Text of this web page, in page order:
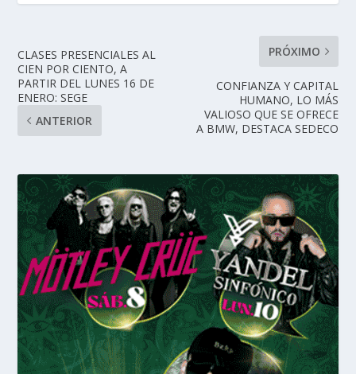
CLASES PRESENCIALES AL
CIEN POR CIENTO, A
PARTIR DEL LUNES 16 DE
ENERO: SEGE
ANTERIOR
PRÓXIMO
CONFIANZA Y CAPITAL
HUMANO, LO MÁS
VALIOSO QUE SE OFRECE
A BMW, DESTACA SEDECO